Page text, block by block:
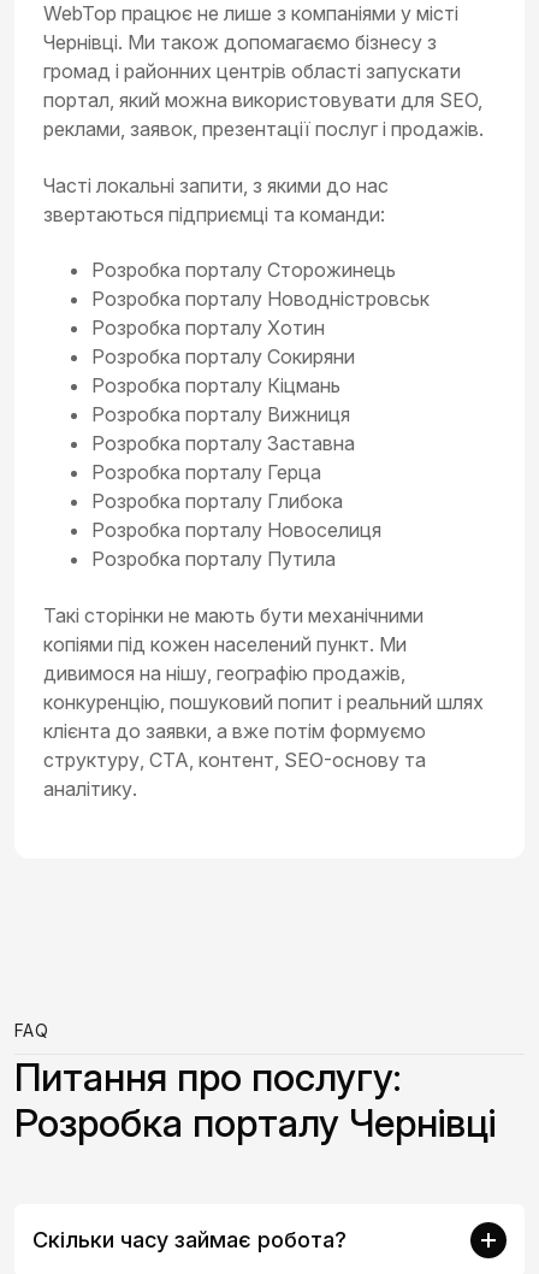
WebTop працює не лише з компаніями у місті
Чернівці. Ми також допомагаємо бізнесу з
громад і районних центрів області запускати
портал, який можна використовувати для SEO,
реклами, заявок, презентації послуг і продажів.
Часті локальні запити, з якими до нас
звертаються підприємці та команди:
Розробка порталу Сторожинець
Розробка порталу Новодністровськ
Розробка порталу Хотин
Розробка порталу Сокиряни
Розробка порталу Кіцмань
Розробка порталу Вижниця
Розробка порталу Заставна
Розробка порталу Герца
Розробка порталу Глибока
Розробка порталу Новоселиця
Розробка порталу Путила
Такі сторінки не мають бути механічними
копіями під кожен населений пункт. Ми
дивимося на нішу, географію продажів,
конкуренцію, пошуковий попит і реальний шлях
клієнта до заявки, а вже потім формуємо
структуру, CTA, контент, SEO-основу та
аналітику.
FAQ
Питання про послугу:
Розробка порталу Чернівці
Скільки часу займає робота?